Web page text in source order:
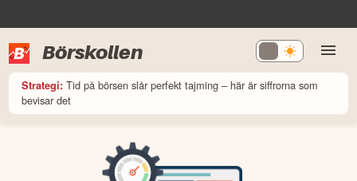
Börskollen
Strategi: Tid på börsen slår perfekt tajming – här är siffrorna som
bevisar det